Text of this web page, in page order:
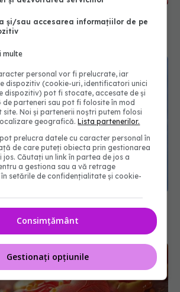
asupra mortalității în boala
apar când începi un tratament
le recunoști rapid
și/sau accesarea informațiilor de pe
multe
personal vor fi prelucrate, iar
dispozitiv (cookie-uri, identificatori unici
dispozitiv) pot fi stocate, accesate de și
de parteneri sau pot fi folosite în mod
site. Noi și partenerii noștri putem folosi
geografică.Lista partenerilor.
prelucra datele cu caracter personal în
de care puteți obiecta prin gestionarea
Căutați un link în partea de jos a
a gestiona sau a vă retrage
setările de confidențialitate și cookie-
Consimțământ
Gestionați opțiunile